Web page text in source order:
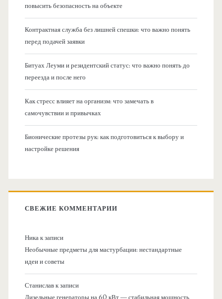
повысить безопасность на объекте
Контрактная служба без лишней спешки: что важно понять
перед подачей заявки
Битуах Леуми и резидентский статус: что важно понять до
переезда и после него
Как стресс влияет на организм: что замечать в
самочувствии и привычках
Бионические протезы рук: как подготовиться к выбору и
настройке решения
СВЕЖИЕ КОММЕНТАРИИ
Никак записи
Необычные предметы для мастурбации: нестандартные
идеи и советы
Станиславк записи
Дизельные генераторы на 60 кВт — стабильная мощность